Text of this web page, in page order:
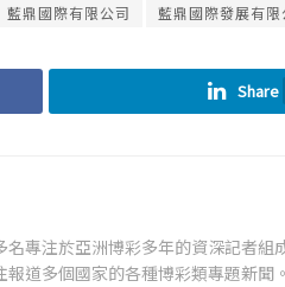
藍鼎國際有限公司 藍鼎國際發展有限
Share
名專注於亞洲博彩多年的資深記者
道多個國家的各種博彩類專題新聞。